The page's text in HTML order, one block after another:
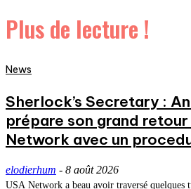
Plus de lecture !
News
Sherlock’s Secretary :
prépare son grand retour
Network avec un
elodierhum - 8 août 2026
USA Network a beau avoir traversé quelques